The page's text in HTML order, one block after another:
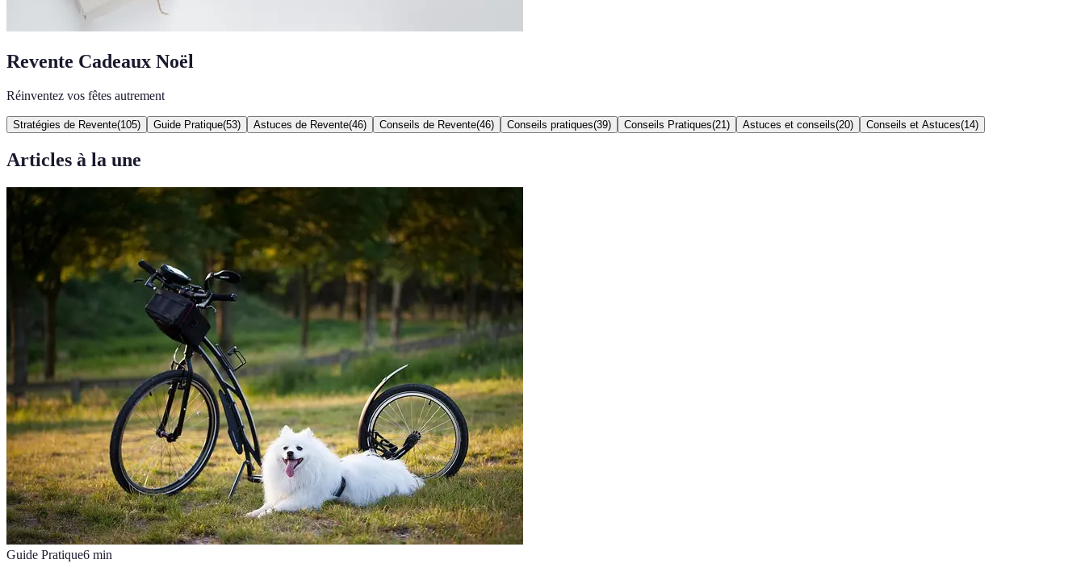
Revente Cadeaux Noël
Réinventez vos fêtes autrement
Stratégies de Revente(105) Guide Pratique(53) Astuces de Revente(46) Conseils de Revente(46) Conseils pratiques(39) Conseils Pratiques(21 ) Astuces et conseils(20) Conseils et Astuces(14)
Articles à la une
Guide Pratique6 min